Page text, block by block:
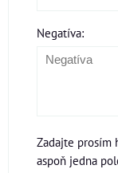
Negatíva:
Zadajte prosím
aspoň jedna